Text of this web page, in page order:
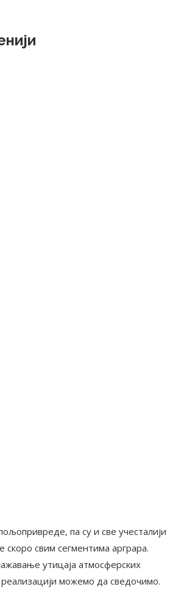
па су и све учесталији
свим сегментима арграра.
утицаја атмосферских
можемо да сведочимо.